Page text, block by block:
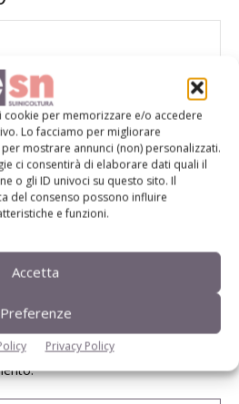
per memorizzare e/o accedere
Lo facciamo per migliorare
mostrare annunci (non) personalizzati.
ci consentirà di elaborare dati quali il
o gli ID univoci su questo sito. Il
del consenso possono influire
e funzioni.
Accetta
Preferenze
Privacy Policy
e sito web in questo browser per la